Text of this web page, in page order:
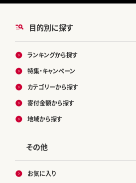
目的別に探す
ランキングから探す
特集・キャンペーン
カテゴリーから探す
寄付金額から探す
地域から探す
その他
お気に入り